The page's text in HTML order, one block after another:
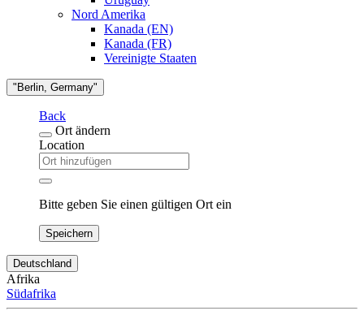
Nord Amerika
Kanada (EN)
Kanada (FR)
Vereinigte Staaten
"Berlin, Germany"
Back
Ort ändern
Location
Bitte geben Sie einen gültigen Ort ein
Speichern
Deutschland
Afrika
Südafrika